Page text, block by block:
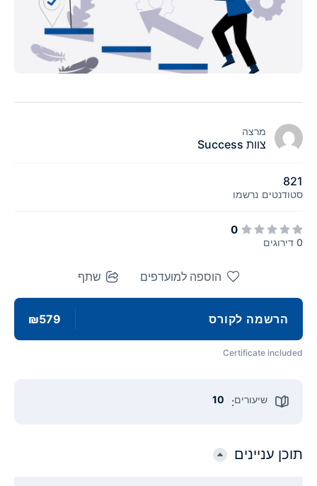
מרצה
צוות Success
821
סטודנטים נרשמו
0
0 דירוגים
שיעורים:
10
הוספה למועדפים שתף
הרשמה לקורס ₪579
Certificate included
תוכן עניינים